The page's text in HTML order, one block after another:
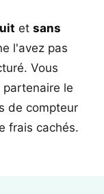
et sans
l'avez pas
Vous
le
de compteur
frais cachés.